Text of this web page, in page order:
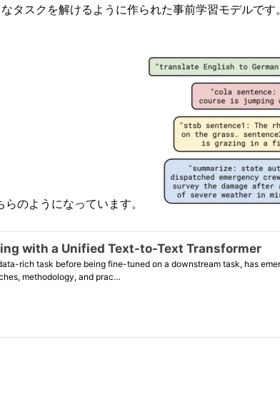
タスクを解けるように作られた事前学習モデルです。
のようになっています。